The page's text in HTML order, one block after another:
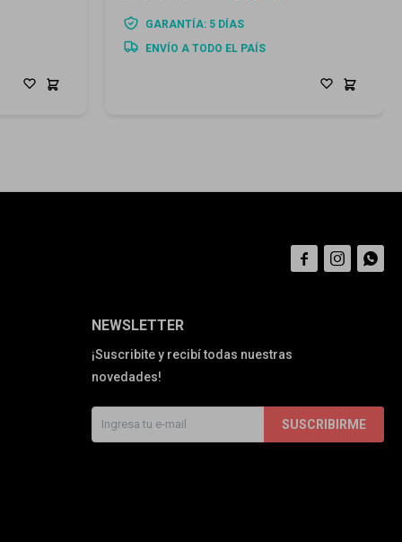
GARANTÍA: 5 DÍAS
ENVÍO A TODO EL PAÍS
NEWSLETTER
¡Suscribite y recibí todas nuestras
novedades!
SUSCRIBIRME
  